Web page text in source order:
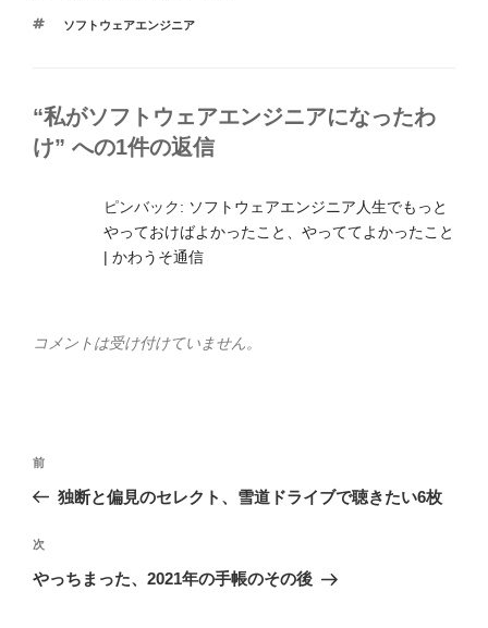
ゴ
タ
ソフトウェアエンジニア
“私がソフトウェアエンジニアになったわ
け” への1件の返信
ピンバック: ソフトウェアエンジニア人生でもっと
やっておけばよかったこと、やっててよかったこと
| かわうそ通信
コメントは受け付けていません。
投
ビ
ゲ
前
の
稿
前
独断と偏見のセレクト、雪道ドライブで聴きたい6枚
次
の
次
やっちまった、2021年の手帳のその後